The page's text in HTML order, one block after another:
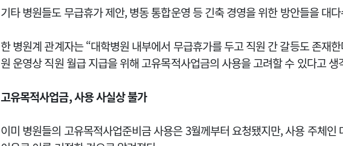
기타 병원들도 무급휴가 제안, 병동 통합운영 등 긴축 경영을 위한 방안들을 대
한 병원계 관계자는 “대학병원 내부에서 무급휴가를 두고 직원 간 갈등도 존재
원 운영상 직원 월급 지급을 위해 고유목적사업금의 사용을 고려할 수 있다고 생
고유목적사업금, 사용 사실상 불가
이미 병원들의 고유목적사업준비금 사용은 3월께부터 요청됐지만, 사용 주체인